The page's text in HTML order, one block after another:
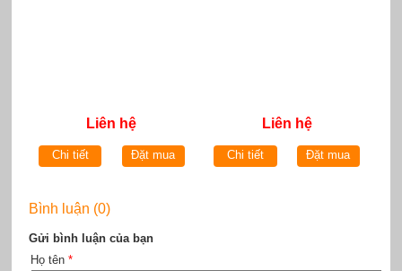
Liên hệ
Chi tiết Đặt mua
Liên hệ
Chi tiết Đặt mua
Bình luận (0)
Gửi bình luận của bạn
Họ tên *